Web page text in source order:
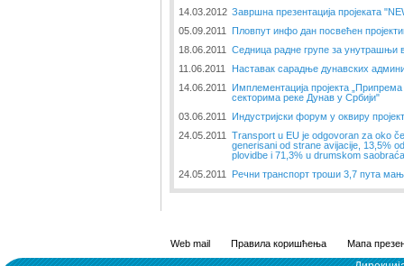
14.03.2012 Завршна презентација пројеката
05.09.2011
Пловпут инфо дан посвећен
18.06.2011
Седница радне групе за унутрашњи
11.06.2011
Наставак сарадње дунавских
14.06.2011
Имплементација пројекта
секторима реке Дунав у Србији"
03.06.2011
Индустријски форум у оквиру
24.05.2011
Transport u EU je odgovoran za oko
generisani od strane avijacije, 13,5%
plovidbe i 71,3% u drumskom
24.05.2011
Речни транспорт троши 3,7 пута
Web mail Правила коришћења Мапа